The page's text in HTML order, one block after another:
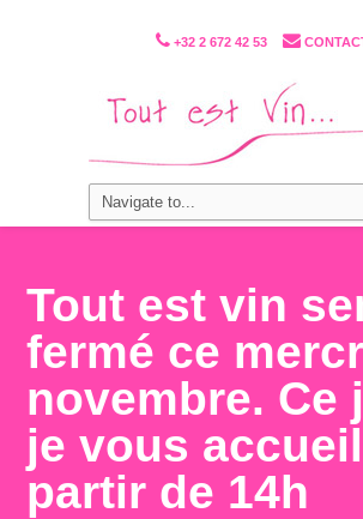
+32 2 672 42 53
Tout est vin
fermé ce
novembre. Ce
je vous
partir de 14h